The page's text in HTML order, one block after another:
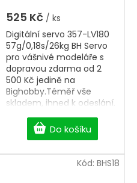
525 Kč / ks
Do košíku
Digitální servo 357-LV180
57g/0,18s/26kg BH Servo
pro vášnivé modeláře s
dopravou zdarma od 2
500 Kč jedině na
Bighobby.Téměř vše
skladem, ihned k odeslání.
Kód: BHS18